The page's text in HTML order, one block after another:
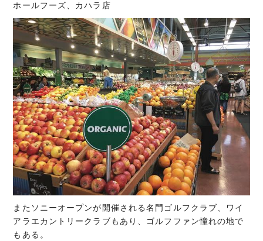
ホールフーズ、カハラ店
またソニーオープンが開催される名門ゴルフクラブ、ワイ
アラエカントリークラブもあり、ゴルフファン憧れの地で
もある。